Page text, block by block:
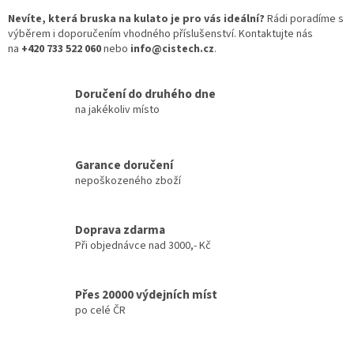
Nevíte, která bruska na kulato je pro vás ideální? Rádi poradíme s
výběrem i doporučením vhodného příslušenství. Kontaktujte nás
na +420 733 522 060nebo info@cistech.cz.
Doručení do druhého dne
na jakékoliv místo
Garance doručení
nepoškozeného zboží
Doprava zdarma
Při objednávce nad 3000,- Kč
Přes 20000 výdejních míst
po celé ČR